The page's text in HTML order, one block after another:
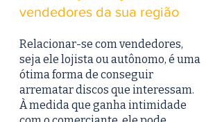
vendedores da sua região
Relacionar-se com vendedores,
seja ele lojista ou autônomo, é uma
ótima forma de conseguir
arrematar discos que interessam.
À medida que ganha intimidade